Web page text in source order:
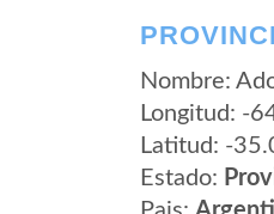
Nombre:
Longitud: -
Latitud: -
Estado: